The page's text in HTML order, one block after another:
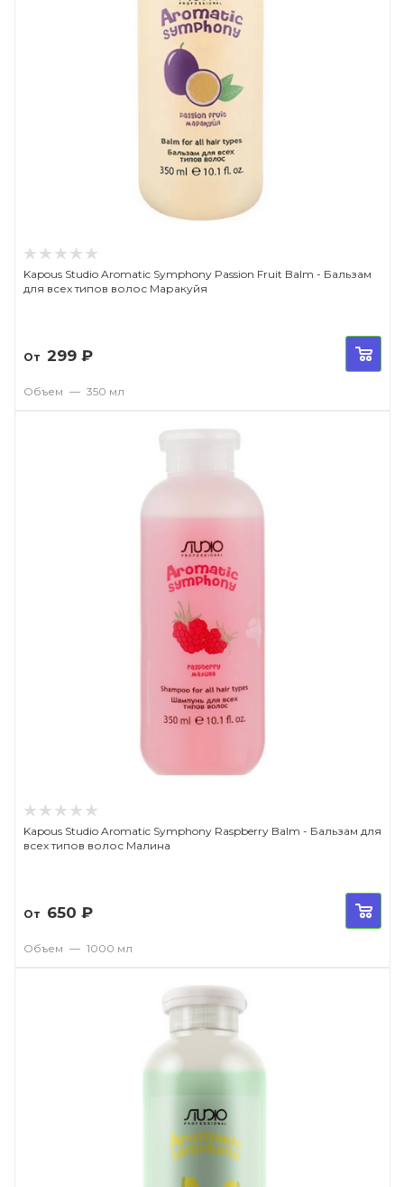
Kapous Studio Aromatic Symphony Passion Fruit Balm - Бальзам
для всех типов волос Маракуйя
От 299 ₽
Объем — 350 мл
Kapous Studio Aromatic Symphony Raspberry Balm - Бальзам для
всех типов волос Малина
От 650 ₽
Объем — 1000 мл